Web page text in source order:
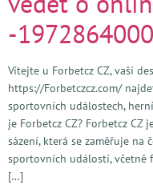
-1972864000
Vítejte u Forbetcz CZ, vaší
https://Forbetczcz.com/
sportovních událostech,
je Forbetcz CZ? Forbetcz
sázení, která se zaměřuje na
sportovních událostí, včetně
[…]